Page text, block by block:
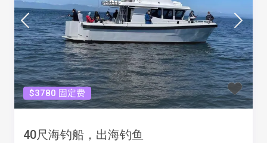
$3780 固定费
40尺海钓船，出海钓鱼